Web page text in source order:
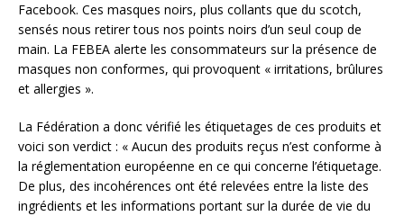
Facebook. Ces masques noirs, plus collants que du scotch,
sensés nous retirer tous nos points noirs d’un seul coup de
main. La FEBEA alerte les consommateurs sur la présence de
masques non conformes, qui provoquent « irritations, brûlures
et allergies ».
La Fédération a donc vérifié les étiquetages de ces produits et
voici son verdict : « Aucun des produits reçus n’est conforme à
la réglementation européenne en ce qui concerne l’étiquetage.
De plus, des incohérences ont été relevées entre la liste des
ingrédients et les informations portant sur la durée de vie du